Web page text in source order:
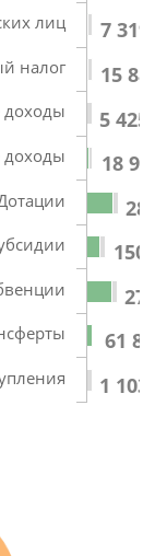
лиц
налог
доходы
доходы
7
15
5
18
282
150
274
61
1